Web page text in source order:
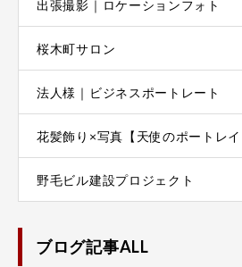
出張撮影｜ロケーションフォト
桜木町サロン
法人様｜ビジネスポートレート
花髪飾り×写真【天使のポートレイ
野毛ビル建設プロジェクト
ブログ記事ALL